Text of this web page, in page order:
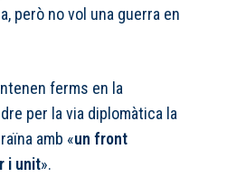
però no vol una guerra en
ferms en la
per la via diplomàtica la
amb «un front
i unit».